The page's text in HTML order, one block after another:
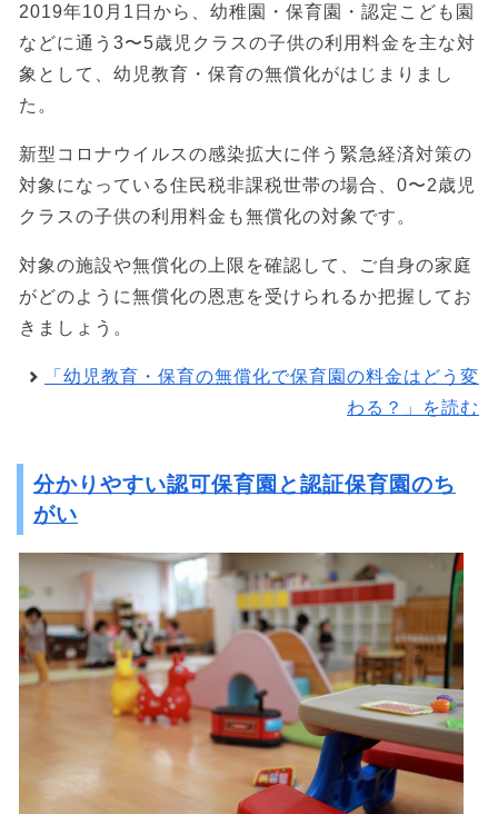
2019年10月1日から、幼稚園・保育園・認定こども園
などに通う3〜5歳児クラスの子供の利用料金を主な対
象として、幼児教育・保育の無償化がはじまりまし
た。
新型コロナウイルスの感染拡大に伴う緊急経済対策の
対象になっている住民税非課税世帯の場合、0〜2歳児
クラスの子供の利用料金も無償化の対象です。
対象の施設や無償化の上限を確認して、ご自身の家庭
がどのように無償化の恩恵を受けられるか把握してお
きましょう。
「幼児教育・保育の無償化で保育園の料金はどう変
わる？」を読む
分かりやすい認可保育園と認証保育園のち
がい